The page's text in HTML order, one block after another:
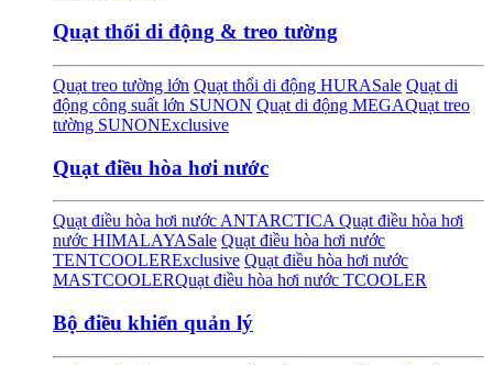
Quạt thổi di động & treo tường
Quạt treo tường lớn Quạt thổi di động HURASale Quạt di
động công suất lớn SUNON Quạt di động MEGAQuạt treo
tường SUNONExclusive
Quạt điều hòa hơi nước
Quạt điều hòa hơi nước ANTARCTICA Quạt điều hòa hơi
nước HIMALAYASale Quạt điều hòa hơi nước
TENTCOOLERExclusive Quạt điều hòa hơi nước
MASTCOOLERQuạt điều hòa hơi nước TCOOLER
Bộ điều khiển quản lý